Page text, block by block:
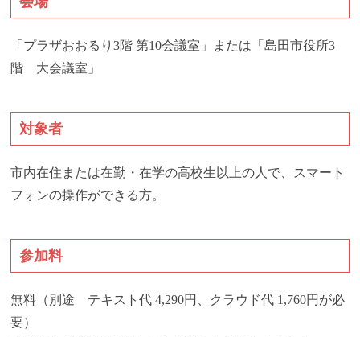
「プラザおおるり3階 第10会議室」または「島田市役所3
階 大会議室」
対象者
市内在住または在勤・在学の高校生以上の人で、スマート
フォンの操作ができる方。
参加料
無料（別途 テキスト代 4,290円、クラウド代 1,760円が必
要）